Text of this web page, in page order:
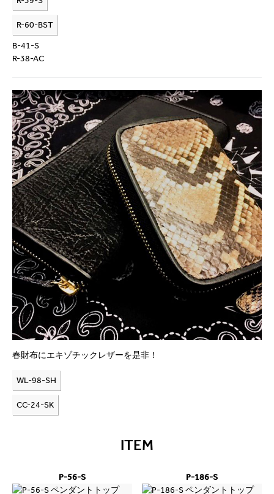
R-60-BST
B-41-S
R-38-AC
春財布にエキゾチックレザーを是非！
WL-98-SH
CC-24-SK
ITEM
P-56-S P-186-S